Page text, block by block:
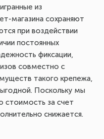
из
магазина сохраняют
при воздействии
постоянных
фиксации,
совместно с
такого крепежа,
Поскольку мы
стоимость за счет
снижается.